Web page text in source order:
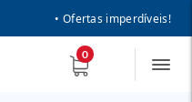
• Ofertas imperdíveis!
0